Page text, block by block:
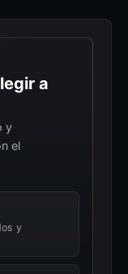
a
y
el
y